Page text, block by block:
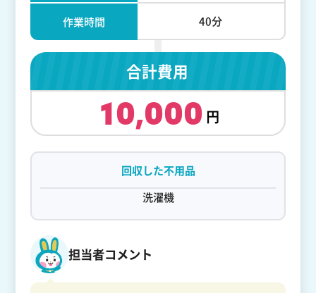
作業時間 40分
合計費用
10,000
回収した不用品
洗濯機
担当者コメント